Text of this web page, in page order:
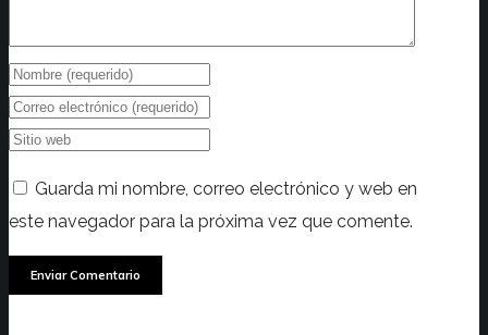
Guarda mi nombre, correo electrónico y web en
este navegador para la próxima vez que comente.